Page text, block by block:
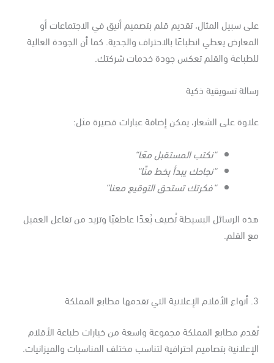
سبيل المثال، تقديم قلم بتصميم أنيق في الاجتماعات أو
يعطي انطباعًا بالاحتراف والجدية. كما أن الجودة العالية
والقلم تعكس جودة خدمات شركتك.
تسويقية ذكية
على الشعار، يمكن إضافة عبارات قصيرة مثل:
نكتب المستقبل معًا“
نجاحك يبدأ بخط منّا“
فكرتك تستحق التوقيع معنا “
الرسائل البسيطة تُضيف بُعدًا عاطفيًا وتزيد من تفاعل العميل
القلم.
مطابع المملكة مجموعة واسعة من خيارات طباعة الأقلام
بتصاميم احترافية لتناسب مختلف المناسبات والميزانيات.